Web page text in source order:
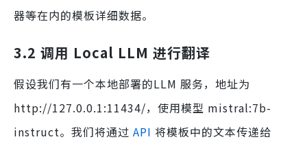
器等在内的模板详细数据。
3.2 调用 Local LLM 进行翻译
假设我们有一个本地部署的LLM 服务，地址为
http://127.0.0.1:11434/，使用模型 mistral:7b-
instruct。我们将通过 API 将模板中的文本传递给